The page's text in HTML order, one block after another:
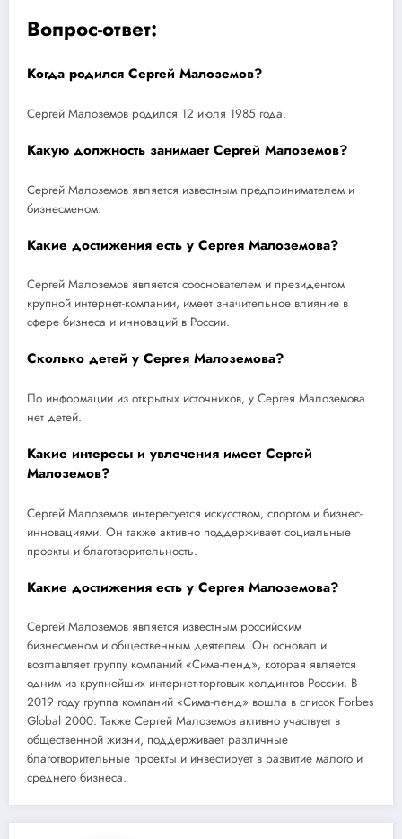
Вопрос-ответ:
Когда родился Сергей Малоземов?
Сергей Малоземов родился 12 июля 1985 года.
Какую должность занимает Сергей Малоземов?
Сергей Малоземов является известным предпринимателем и
бизнесменом.
Какие достижения есть у Сергея Малоземова?
Сергей Малоземов является сооснователем и президентом
крупной интернет-компании, имеет значительное влияние в
сфере бизнеса и инноваций в России.
Сколько детей у Сергея Малоземова?
По информации из открытых источников, у Сергея Малоземова
нет детей.
Какие интересы и увлечения имеет Сергей
Малоземов?
Сергей Малоземов интересуется искусством, спортом и бизнес-
инновациями. Он также активно поддерживает социальные
проекты и благотворительность.
Какие достижения есть у Сергея Малоземова?
Сергей Малоземов является известным российским
бизнесменом и общественным деятелем. Он основал и
возглавляет группу компаний «Сима-ленд», которая является
одним из крупнейших интернет-торговых холдингов России. В
2019 году группа компаний «Сима-ленд» вошла в список Forbes
Global 2000. Также Сергей Малоземов активно участвует в
общественной жизни, поддерживает различные
благотворительные проекты и инвестирует в развитие малого и
среднего бизнеса.